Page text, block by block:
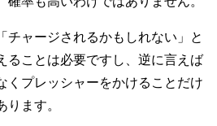
チャージされるかもしれない」と
ることは必要ですし、逆に言えば
くプレッシャーをかけることだけ
ります。